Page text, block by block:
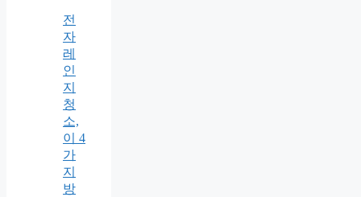
전
자
레
인
지
청
소,
이 4
가
지
방